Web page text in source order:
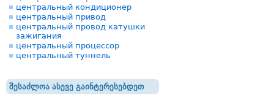
центральный кондиционер
центральный привод
центральный провод катушки
зажигания
центральный процессор
центральный туннель
შესაძლოა ასევე გაინტერესებდეთ